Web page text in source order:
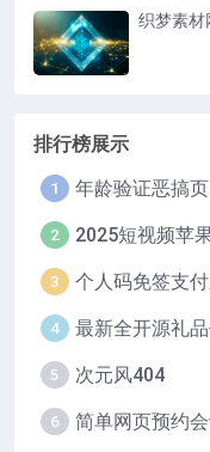
织梦素材
排行榜展示
1 年龄验证恶搞
2
3
4
5 次元风404
6 简单网页预约